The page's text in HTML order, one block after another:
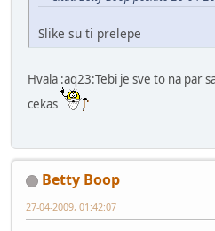
Slike su ti prelepe
Hvala :aq23:Tebi je sve to na par
cekas
Betty Boop
27-04-2009, 01:42:07